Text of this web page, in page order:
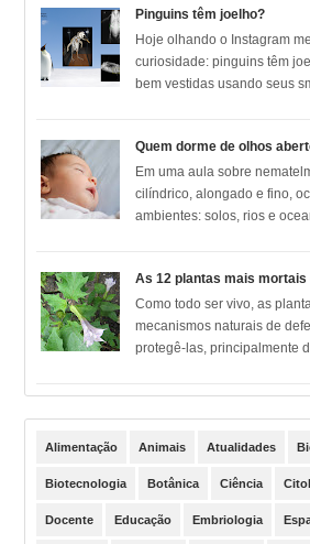
Pinguins têm joelho?
Hoje olhando o Instagram
curiosidade: pinguins têm
bem vestidas usando seus
Quem dorme de olhos
Em uma aula sobre
cilíndrico, alongado e fino,
ambientes: solos, rios e
As 12 plantas mais mortais
Como todo ser vivo, as
mecanismos naturais de
protegê-las, principalmente
Alimentação Animais Atualidades
Biotecnologia Botânica Ciência
Docente Educação Embriologia